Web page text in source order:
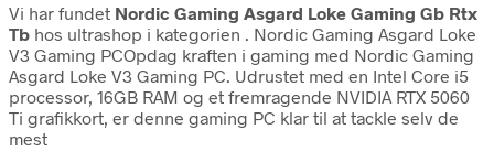
Vi har fundet Nordic Gaming Asgard Loke Gaming Gb Rtx
Tb hos ultrashop i kategorien . Nordic Gaming Asgard Loke
V3 Gaming PCOpdag kraften i gaming med Nordic Gaming
Asgard Loke V3 Gaming PC. Udrustet med en Intel Core i5
processor, 16GB RAM og et fremragende NVIDIA RTX 5060
Ti grafikkort, er denne gaming PC klar til at tackle selv de
mest